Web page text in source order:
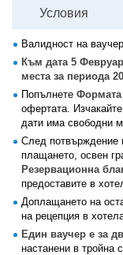
3 нощувки със
Повече за
Двойните стаи са с
легло, гардероб,
самостоятелен
Тройните стаи са с
двойно легло и едно
бокс, хладилник,
климатик, WiFi.
Четворните стаи се
четири единични
гардероб, телевизор,
санитарен възел,
Условия
Валидност на
Към дата 5
места за периода
Попълнете Формата
офертата.
дати има свободни
След потвърждение
плащането, освен
Резервационна
предоставите в
Доплащането на
на рецепция в
Един ваучер е за
настанени в тройна